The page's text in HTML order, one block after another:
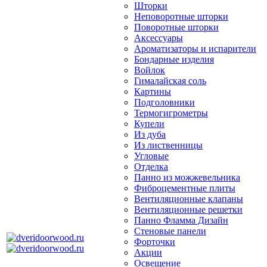
Шторки
Неповоротные шторки
Поворотные шторки
Аксессуары
Ароматизаторы и испарители
Бондарные изделия
Войлок
Гималайская соль
Картины
Подголовники
Термогигрометры
Купели
Из дуба
Из лиственницы
Угловые
Отделка
Панно из можжевельника
Фиброцементные плиты
Вентиляционные клапаны
Вентиляционные решетки
Панно Фламма Дизайн
Стеновые панели
Форточки
Акции
Освещение